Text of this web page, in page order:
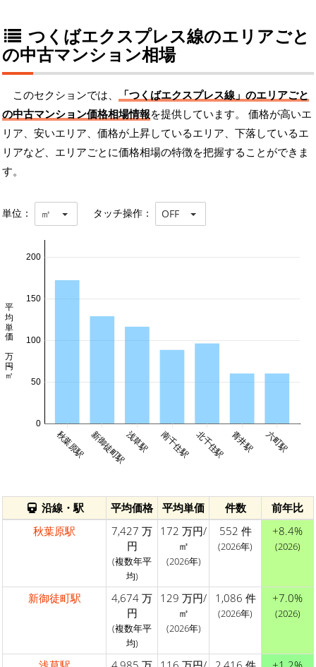
つくばエクスプレス線のエリアごと
の中古マンション相場
このセクションでは、
「つくばエクスプレス線」のエリアごと
の中古マンション価格相場情報を提供しています。 価格が高いエ
リア、安いエリア、価格が上昇しているエリア、下落しているエ
リアなど、エリアごとに価格相場の特徴を把握することができま
す。
単位： ㎡ タッチ操作： OFF
秋葉原駅 新御徒町駅浅草駅 南千住駅 北千住駅 青井駅 六町駅
0
50
100
150
200
平均単価 万円/㎡
沿線・駅 平均価格 平均単価 件数
前年比
秋葉原駅
7,427 万
円
(複数年平
均)
172 万円/
㎡
(2026年)
552 件
(2026年)
+8.4%
(2026)
新御徒町駅
4,674 万
円
(複数年平
均)
129 万円/
㎡
(2026年)
1,086 件
(2026年)
+7.0%
(2026)